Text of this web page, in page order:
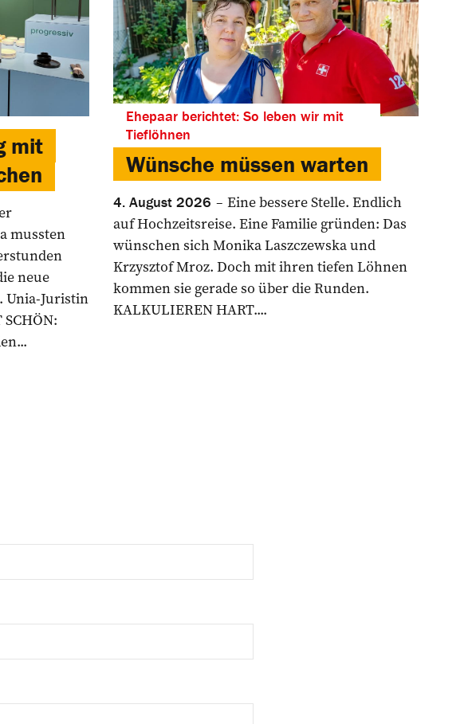
mit
mussten
neue
Unia-Juristin
Ehepaar berichtet: So leben wir mit
Tieflöhnen
Wünsche müssen warten
4. August 2026
Eine bessere Stelle. Endlich
auf Hochzeitsreise. Eine Familie gründen: Das
wünschen sich Monika Laszczewska und
Krzysztof Mroz. Doch mit ihren tiefen Löhnen
kommen sie gerade so über die Runden.
KALKULIEREN HART....